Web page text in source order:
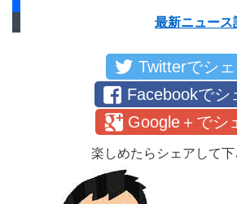
最新ニュース
Twitterでシ
Facebookでシ
Google＋でシ
楽しめたらシェアして下